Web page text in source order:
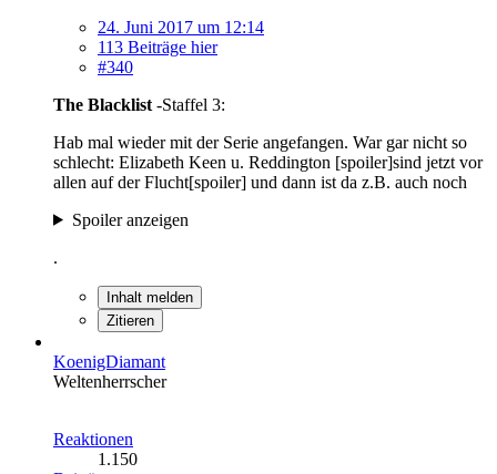
24. Juni 2017 um 12:14
113 Beiträge hier
#340
The Blacklist -Staffel 3:
Hab mal wieder mit der Serie angefangen. War gar nicht so
schlecht: Elizabeth Keen u. Reddington [spoiler]sind jetzt vor
allen auf der Flucht[spoiler] und dann ist da z.B. auch noch
Spoiler anzeigen
.
Inhalt melden
Zitieren
KoenigDiamant
Weltenherrscher
Reaktionen
1.150